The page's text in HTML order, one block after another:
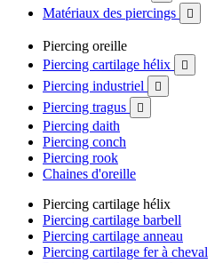
Matériaux des piercings 
Piercing oreille
Piercing cartilage hélix

Piercing industriel 
Piercing tragus 
Piercing daith
Piercing conch
Piercing rook
Chaines d'oreille
Piercing cartilage hélix
Piercing cartilage barbell
Piercing cartilage anneau
Piercing cartilage fer à cheval